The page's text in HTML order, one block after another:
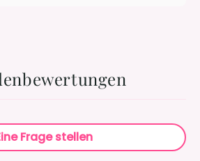
Frage stellen